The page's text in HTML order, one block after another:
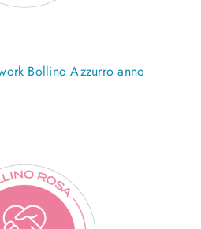
Bollino Azzurro anno